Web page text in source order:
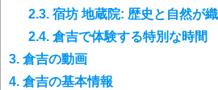
2.3. 宿坊 地蔵院: 歴史と自然が
2.4. 倉吉で体験する特別な時間
3. 倉吉の動画
4. 倉吉の基本情報